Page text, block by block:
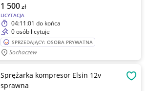
LICYTACJA
1 500zł
04:11:01 do końca
0 osób licytuje
SPRZEDAJĄCY: OSOBA PRYWATNA
Sochaczew
Sprężarka kompresor Elsin 12v
sprawna